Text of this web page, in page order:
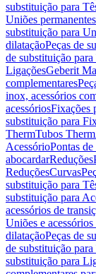
substituição para
Uniões permanentes
substituição para
dilataçãoPeças de
de substituição para
LigaçõesGeberit
complementares
inox, acessórios
acessóriosFixações
substituição para
ThermTubos Therm
AcessórioPontas
abocardarReduções
ReduçõesCurvas
substituição para
substituição para
acessórios de
Uniões e
dilataçãoPeças de
de substituição para
substituição para